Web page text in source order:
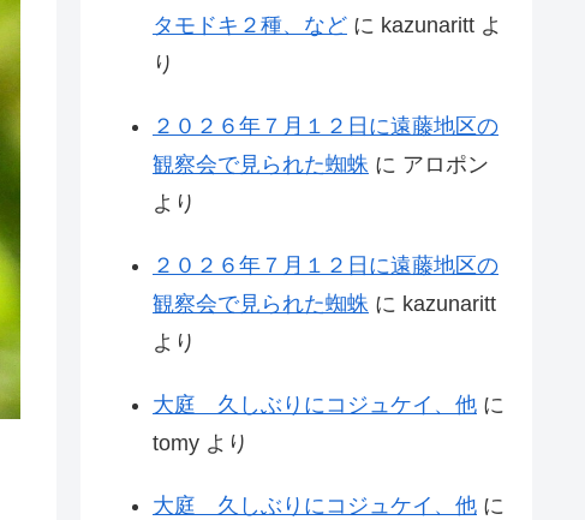
タモドキ２種、など に kazunaritt よ
り
２０２６年７月１２日に遠藤地区の
観察会で見られた蜘蛛 に アロポン
より
２０２６年７月１２日に遠藤地区の
観察会で見られた蜘蛛 に kazunaritt
より
大庭 久しぶりにコジュケイ、他 に
tomy より
大庭 久しぶりにコジュケイ、他 に